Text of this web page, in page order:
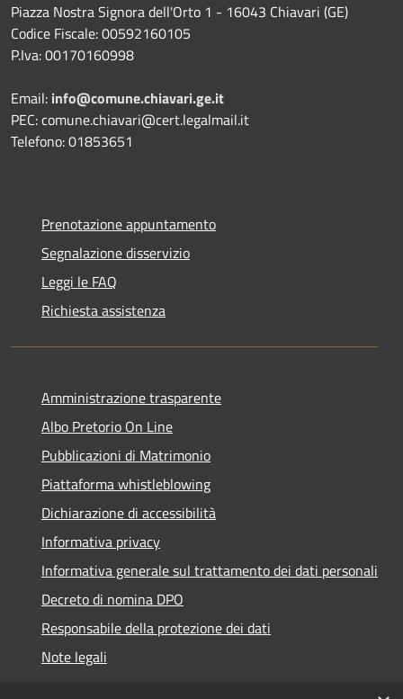
Piazza Nostra Signora dell'Orto 1 - 16043 Chiavari (GE)
Codice Fiscale: 00592160105
P.Iva: 00170160998
Email: info@comune.chiavari.ge.it
PEC: comune.chiavari@cert.legalmail.it
Telefono: 01853651
Prenotazione appuntamento
Segnalazione disservizio
Leggi le FAQ
Richiesta assistenza
Amministrazione trasparente
Albo Pretorio On Line
Pubblicazioni di Matrimonio
Piattaforma whistleblowing
Dichiarazione di accessibilità
Informativa privacy
Informativa generale sul trattamento dei dati personali
Decreto di nomina DPO
Responsabile della protezione dei dati
Note legali